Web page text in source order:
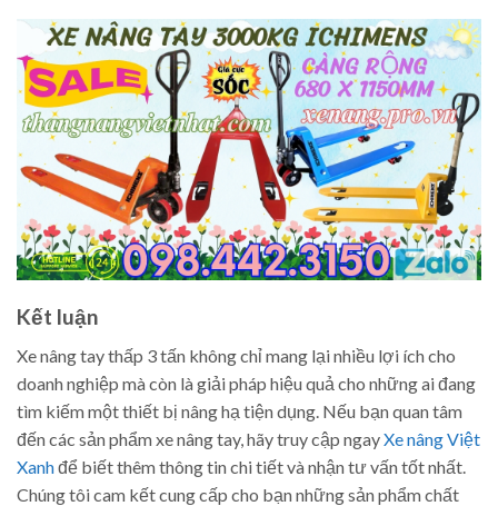
Kết luận
Xe nâng tay thấp 3 tấn không chỉ mang lại nhiều lợi ích cho
doanh nghiệp mà còn là giải pháp hiệu quả cho những ai đang
tìm kiếm một thiết bị nâng hạ tiện dụng. Nếu bạn quan tâm
đến các sản phẩm xe nâng tay, hãy truy cập ngayXe nâng Việt
Xanhđể biết thêm thông tin chi tiết và nhận tư vấn tốt nhất.
Chúng tôi cam kết cung cấp cho bạn những sản phẩm chất